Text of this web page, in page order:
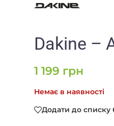
Dakine –
1 199 грн
Немає в наявності
Додати до списку